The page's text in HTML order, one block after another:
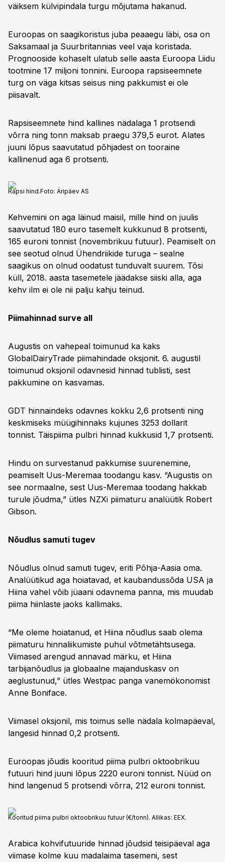
väiksem külvipindala turgu mõjutama hakanud.
Euroopas on saagikoristus juba peaaegu läbi, osa on
Saksamaal ja Suurbritannias veel vaja koristada.
Prognooside kohaselt ulatub selle aasta Euroopa Liidu
tootmine 17 miljoni tonnini. Euroopa rapsiseemnete
turg on väga kitsas seisus ning pakkumist ei ole
piisavalt.
Rapsiseemnete hind kallines nädalaga 1 protsendi
võrra ning tonn maksab praegu 379,5 eurot. Alates
juuni lõpus saavutatud põhjadest on tooraine
kallinenud aga 6 protsenti.
Rapsi hind.Foto: Äripäev AS
Kehvemini on aga läinud maisil, mille hind on juulis
saavutatud 180 euro tasemelt kukkunud 8 protsenti,
165 euroni tonnist (novembrikuu futuur). Peamiselt on
see seotud olnud Ühendriikide turuga – sealne
saagikus on olnud oodatust tunduvalt suurem. Tõsi
küll, 2018. aasta tasemetele jäädakse siiski alla, aga
kehv ilm ei ole nii palju kahju teinud.
Piimahinnad surve all
Augustis on vahepeal toimunud ka kaks
GlobalDairyTrade piimahindade oksjonit. 6. augustil
toimunud oksjonil odavnesid hinnad tublisti, sest
pakkumine on kasvamas.
GDT hinnaindeks odavnes kokku 2,6 protsenti ning
keskmiseks müügihinnaks kujunes 3253 dollarit
tonnist. Täispiima pulbri hinnad kukkusid 1,7 protsenti.
Hindu on survestanud pakkumise suurenemine,
peamiselt Uus-Meremaa toodangu kasv. “Augustis on
see normaalne, sest Uus-Meremaa toodang hakkab
turule jõudma,” ütles NZXi piimaturu analüütik Robert
Gibson.
Nõudlus samuti tugev
Nõudlus olnud samuti tugev, eriti Põhja-Aasia oma.
Analüütikud aga hoiatavad, et kaubandussõda USA ja
Hiina vahel võib jüaani odavnema panna, mis muudab
piima hiinlaste jaoks kallimaks.
“Me oleme hoiatanud, et Hiina nõudlus saab olema
piimaturu hinnaliikumiste puhul võtmetähtsusega.
Viimased arengud annavad märku, et Hiina
tarbijanõudlus ja globaalne majanduskasv on
aeglustunud,” ütles Westpac panga vanemökonomist
Anne Boniface.
Viimasel oksjonil, mis toimus selle nädala kolmapäeval,
langesid hinnad 0,2 protsenti.
Euroopas jõudis kooritud piima pulbri oktoobrikuu
futuuri hind juuni lõpus 2220 euroni tonnist. Nüüd on
hind langenud 5 protsendi võrra, 212 euroni tonnist.
Kooritud piima pulbri oktoobrikuu futuur (€/tonn). Allikas: EEX.
Arabica kohvifutuuride hinnad jõudsid teisipäeval aga
viimase kolme kuu madalaima tasemeni, sest